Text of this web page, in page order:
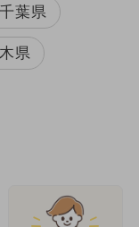
千葉県
県